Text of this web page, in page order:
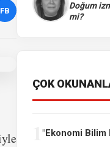
FB
Doğum
mi?
ÇOK
"Ekonomi Bilim